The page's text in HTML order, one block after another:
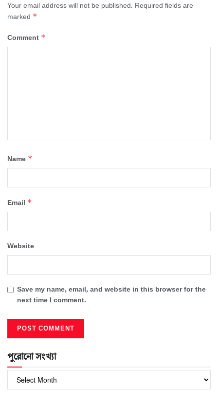
Your email address will not be published. Required fields are
marked *
Comment *
Name *
Email *
Website
Save my name, email, and website in this browser for the
next time I comment.
পুরোনো সংখ্যা
সংখ্যা